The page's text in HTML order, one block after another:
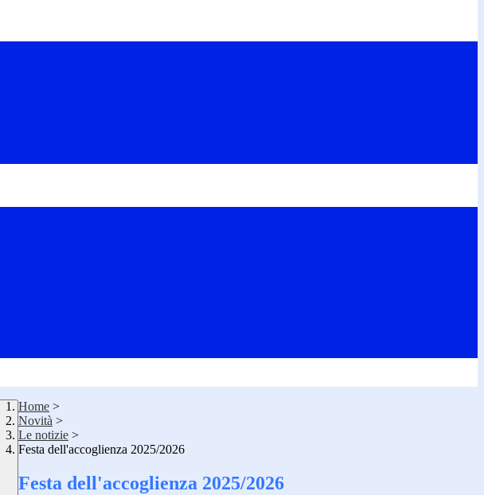
Home >
Novità >
Le notizie >
Festa dell'accoglienza 2025/2026
Festa dell'accoglienza 2025/2026